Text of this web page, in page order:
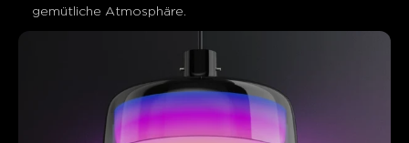
gemütliche Atmosphäre.